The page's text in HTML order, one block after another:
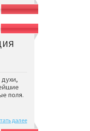
поля.
далее